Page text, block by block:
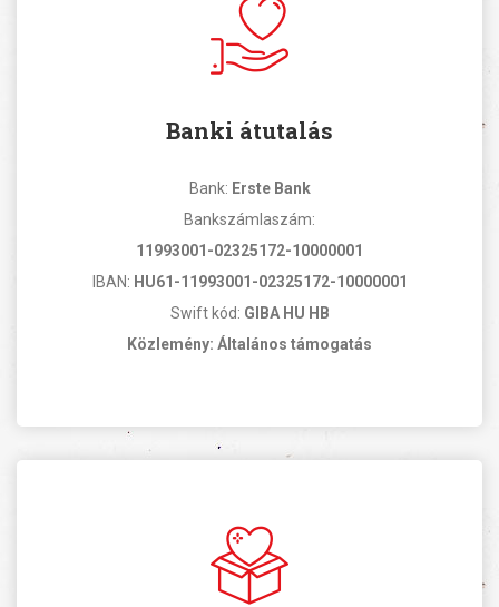
Banki átutalás
Bank: Erste Bank
Bankszámlaszám:
11993001-02325172-10000001
IBAN: HU61-11993001-02325172-10000001
Swift kód: GIBA HU HB
Közlemény: Általános támogatás